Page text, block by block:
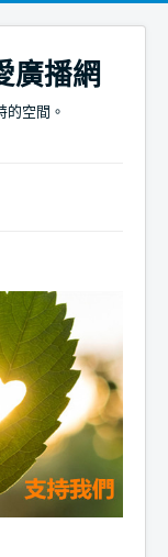
廣播網
空間。